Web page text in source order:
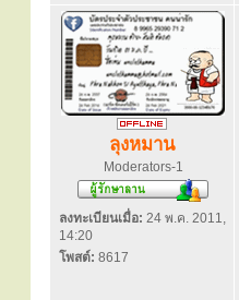
ลุงหมาน
Moderators-1
ลงทะเบียนเมื่อ: 24 พ.ค. 2011,
14:20
โพสต์: 8617